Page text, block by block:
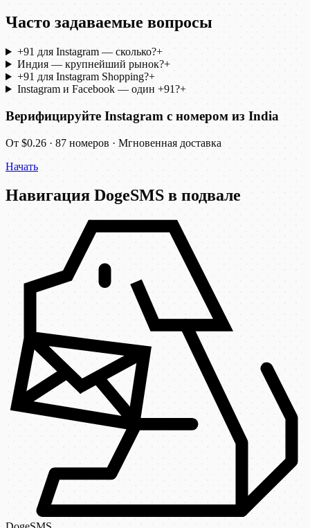
Часто задаваемые вопросы
+91 для Instagram — сколько?+
Индия — крупнейший рынок?+
+91 для Instagram Shopping?+
Instagram и Facebook — один +91?+
Верифицируйте Instagram с номером из India
От $0.26 · 87 номеров · Мгновенная доставка
Начать
Навигация DogeSMS в подвале